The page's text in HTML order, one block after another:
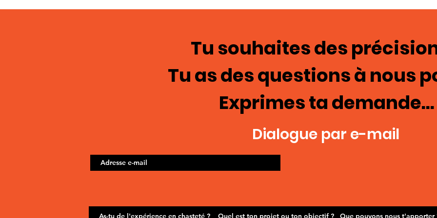
images; chasteté
Cage de chasteté 129
Tu souhaites des
Tu as des questions à nous
Exprimes ta demande...
Dialogue par e-mail